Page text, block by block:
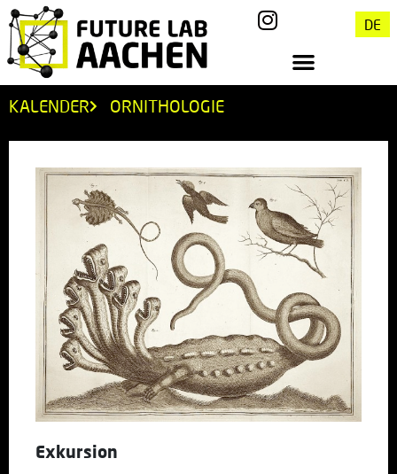
DE
KALENDER ORNITHOLOGIE
Exkursion